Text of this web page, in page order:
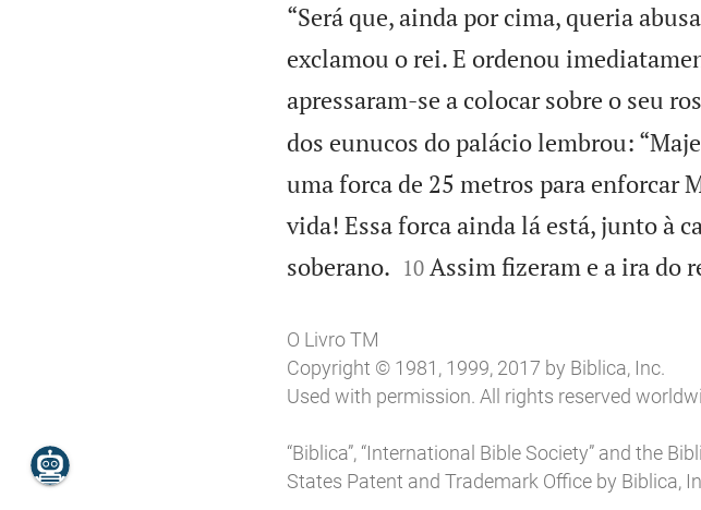
“Será que, ainda por cima, queria
exclamou o rei. E ordenou
apressaram-se a colocar sobre o seu
dos eunucos do palácio lembrou:
uma forca de 25 metros para enforcar
vida! Essa forca ainda lá está, junto à
soberano.
10 Assim fizeram e a ira do
O Livro TM
Copyright © 1981, 1999, 2017 by Biblica, Inc.
Used with permission. All rights reserved
“Biblica”, “International Bible Society” and the
States Patent and Trademark Office by Biblica,